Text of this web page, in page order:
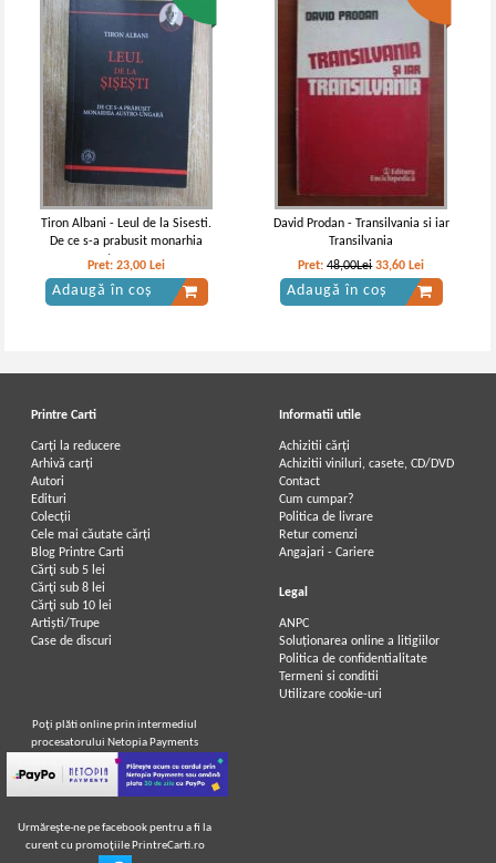
Tiron Albani - Leul de la Sisesti.
De ce s-a prabusit monarhia
austro-ungara
Pret:23,00 Lei
Adaugă în coș
David Prodan - Transilvania si iar
Transilvania
Pret:48,00Lei 33,60 Lei
Adaugă în coș
Printre Carti
Carți la reducere
Arhivă carți
Autori
Edituri
Colecții
Cele mai căutate cărți
Blog Printre Carti
Cărţi sub 5 lei
Cărţi sub 8 lei
Cărţi sub 10 lei
Artiști/Trupe
Case de discuri
Informatii utile
Achizitii cărți
Achizitii viniluri, casete, CD/DVD
Contact
Cum cumpar?
Politica de livrare
Retur comenzi
Angajari - Cariere
Legal
ANPC
Soluționarea online a litigiilor
Politica de confidentialitate
Termeni si conditii
Utilizare cookie-uri
Poţi plăti online prin intermediul
procesatorului Netopia Payments
Urmăreşte-ne pe facebook pentru a fi la
curent cu promoţiile PrintreCarti.ro